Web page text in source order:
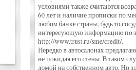
условиями также считаются
60 лет и наличие прописки по
любом банке страны, будь то
интересующую информацию по
http://www.trust.ru/sme/credit/.
Нередко в автосалонах
не покидая его стены. В таком
домой на собственном авто. Но